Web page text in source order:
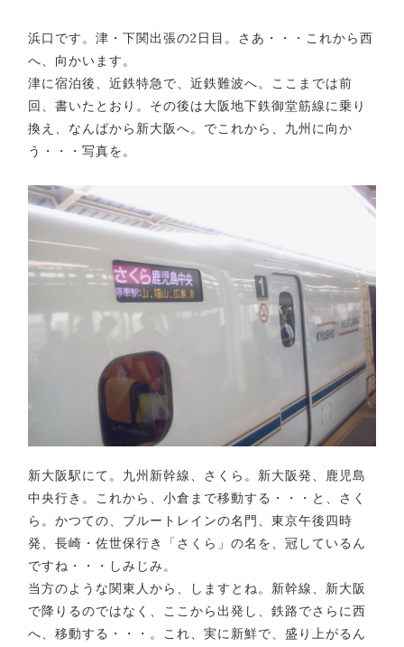
浜口です。津・下関出張の2日目。さあ・・・これから西
へ、向かいます。
津に宿泊後、近鉄特急で、近鉄難波へ。ここまでは前
回、書いたとおり。その後は大阪地下鉄御堂筋線に乗り
換え、なんばから新大阪へ。でこれから、九州に向か
う・・・写真を。
新大阪駅にて。九州新幹線、さくら。新大阪発、鹿児島
中央行き。これから、小倉まで移動する・・・と、さく
ら。かつての、ブルートレインの名門、東京午後四時
発、長崎・佐世保行き「さくら」の名を、冠しているん
ですね・・・しみじみ。
当方のような関東人から、しますとね。新幹線、新大阪
で降りるのではなく、ここから出発し、鉄路でさらに西
へ、移動する・・・。これ、実に新鮮で、盛り上がるん